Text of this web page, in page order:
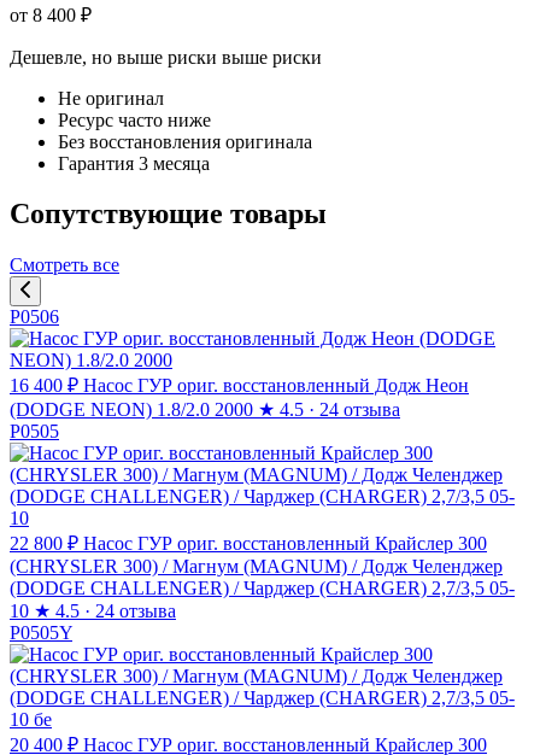
от 8 400 ₽
Дешевле, но выше риски выше риски
Не оригинал
Ресурс часто ниже
Без восстановления оригинала
Гарантия 3 месяца
Сопутствующие товары
Смотреть все
P0506
16 400 ₽ Насос ГУР ориг. восстановленный Додж Неон
(DODGE NEON) 1.8/2.0 2000 ★ 4.5 · 24 отзыва
P0505
22 800 ₽ Насос ГУР ориг. восстановленный Крайслер 300
(CHRYSLER 300) / Магнум (MAGNUM) / Додж Челенджер
(DODGE CHALLENGER) / Чарджер (CHARGER) 2,7/3,5 05-
10 ★ 4.5 · 24 отзыва
P0505Y
20 400 ₽ Насос ГУР ориг. восстановленный Крайслер 300